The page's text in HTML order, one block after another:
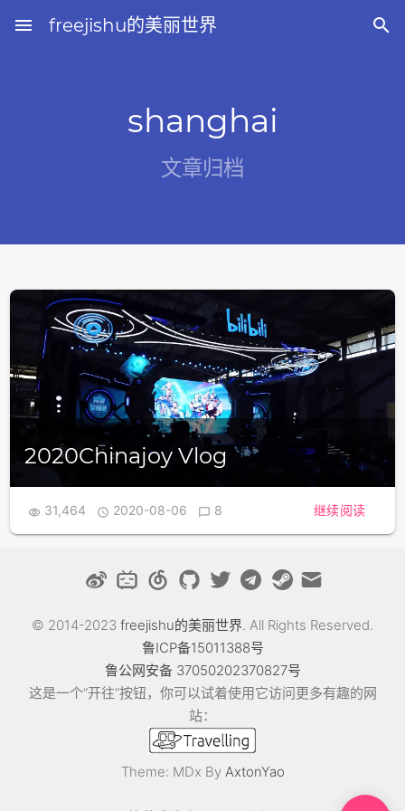
menu freejishu的美丽世界 
shanghai
文章归档
2020Chinajoy Vlog
 31,464  2020-08-06  8 继续阅读
© 2014-2023 freejishu的美丽世界. All Rights Reserved.
鲁ICP备15011388号
鲁公网安备 37050202370827号
这是一个“开往”按钮，你可以试着使用它访问更多有趣的网
站：
Theme: MDx By AxtonYao